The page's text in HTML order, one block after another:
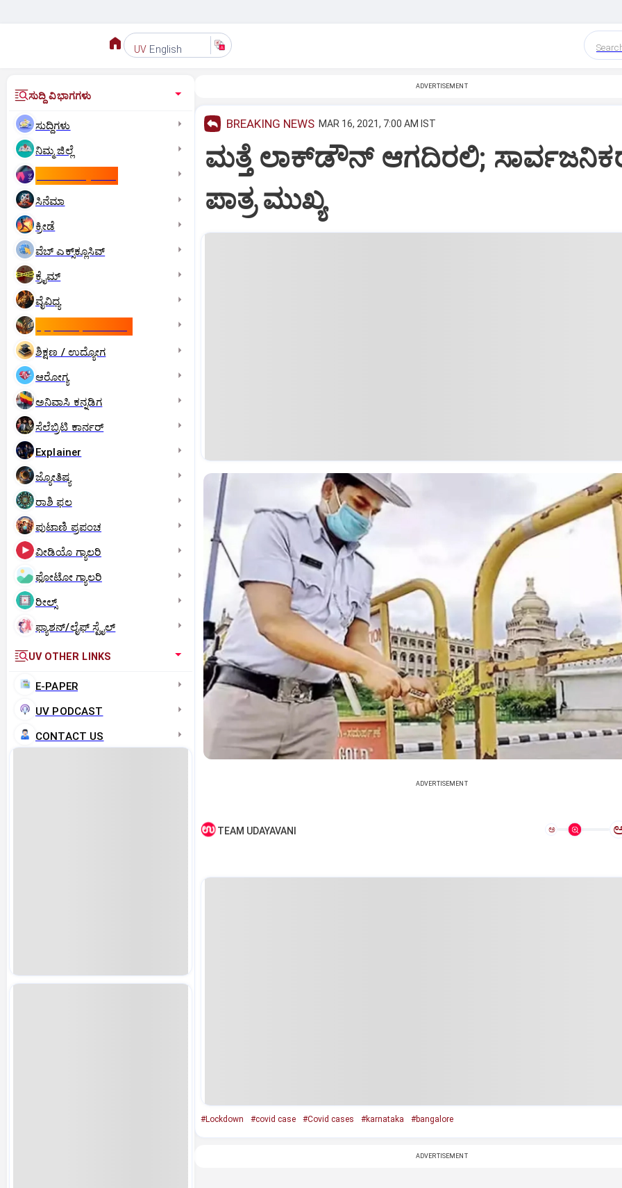
UV English
ಸುದ್ದಿ ವಿಭಾಗಗಳು
ಸುದ್ದಿಗಳು
ನಿಮ್ಮ ಜಿಲ್ಲೆ
ಸಿನೆಮಾ
ಕ್ರೀಡೆ
ವೆಬ್ ಎಕ್ಸ್‌ಕ್ಲೂಸಿವ್
ಕ್ರೈಮ್
ವೈವಿಧ್ಯ
ಶಿಕ್ಷಣ / ಉದ್ಯೋಗ
ಆರೋಗ್ಯ
ಅನಿವಾಸಿ ಕನ್ನಡಿಗ
ಸೆಲೆಬ್ರಿಟಿ ಕಾರ್ನರ್‌
Explainer
ಜ್ಯೋತಿಷ್ಯ
ರಾಶಿ ಫಲ
ಪುಟಾಣಿ ಪ್ರಪಂಚ
ವೀಡಿಯೊ ಗ್ಯಾಲರಿ
ಫೋಟೋ ಗ್ಯಾಲರಿ
ರೀಲ್ಸ್
ಫ್ಯಾಶನ್/ಲೈಫ್‌ ಸ್ಟೈಲ್
UV OTHER LINKS
E-PAPER
UV PODCAST
CONTACT US
ADVERTISEMENT
BREAKING NEWS MAR 16, 2021, 7:00 AM IST
ಮತ್ತೆ ಲಾಕ್‌ಡೌನ್‌ ಆಗದಿರಲಿ;
ಪಾತ್ರ ಮುಖ್ಯ
ADVERTISEMENT
TEAM UDAYAVANI ಅ
#Lockdown #covid case #Covid cases #karnataka #bangalore
ADVERTISEMENT